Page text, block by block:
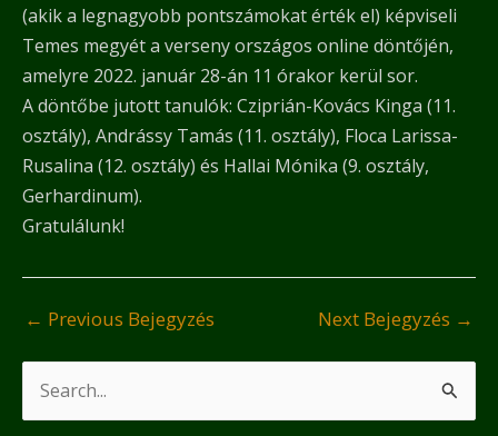
(akik a legnagyobb pontszámokat érték el) képviseli
Temes megyét a verseny országos online döntőjén,
amelyre 2022. január 28-án 11 órakor kerül sor.
A döntőbe jutott tanulók: Cziprián-Kovács Kinga (11.
osztály), Andrássy Tamás (11. osztály), Floca Larissa-
Rusalina (12. osztály) és Hallai Mónika (9. osztály,
Gerhardinum).
Gratulálunk!
← Previous Bejegyzés Next Bejegyzés →